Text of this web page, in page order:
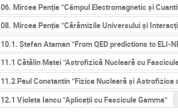
06. Mircea Penția ”Câmpul Electromagnetic și
08. Mircea Penția ”Cărămizile Universului și
10.1. Ștefan Ataman ”From QED predictions to ELI-
11.1 Cătălin Matei ”Astrofizică Nucleară cu
11.2 Paul Constantin ”Fizica Nucleară și Astrofizica
12.1 Violeta Iancu ”Aplicații cu Fascicule Gamma”